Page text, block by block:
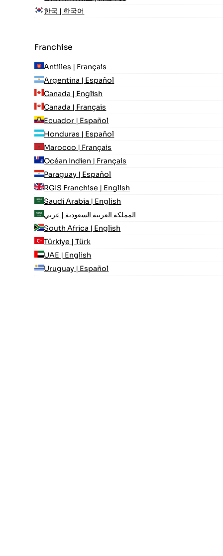
한국 | 한국어
Franchise
Antilles | Français
Argentina | Español
Canada | English
Canada | Français
Ecuador | Español
Honduras | Español
Marocco | Français
Océan Indien | Français
Paraguay | Español
RGIS Franchise | English
Saudi Arabia | English
المملكة العربية السعودية | عربي
South Africa | English
Türkiye | Türk
UAE | English
Uruguay | Español